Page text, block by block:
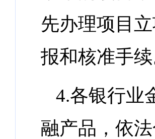
先办理项目
报和核准手续
4.各银行业
融产品，依